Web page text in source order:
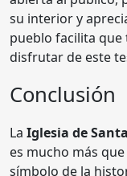
su interior y
pueblo facilita
disfrutar de este
Conclusión
La Iglesia de
es mucho más
símbolo de la